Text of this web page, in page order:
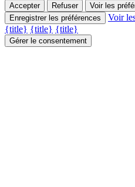
Accepter Refuser
Voir les
Enregistrer les préférences
Voir
{title} {title} {title}
Gérer le consentement